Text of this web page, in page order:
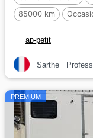
85000 km
ap-petit
Sarthe
PREMIUM